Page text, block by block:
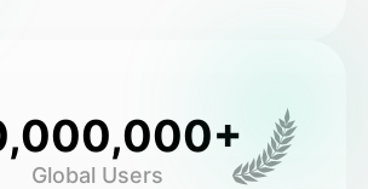
Global Users